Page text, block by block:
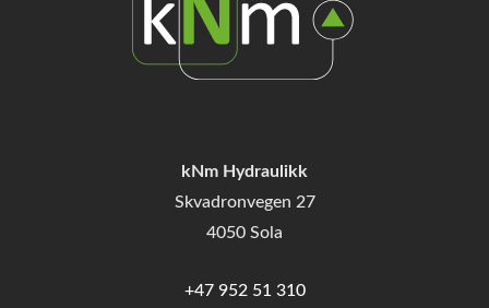
kNm Hydraulikk
Skvadronvegen 27
4050 Sola
+47 952 51 310